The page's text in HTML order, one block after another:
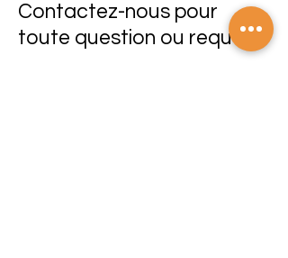
Contactez-nous pour
toute question ou requête.